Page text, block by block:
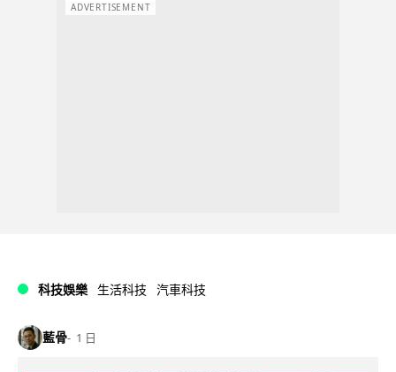
ADVERTISEMENT
科技娛樂 生活科技 汽車科技
藍骨 1 日